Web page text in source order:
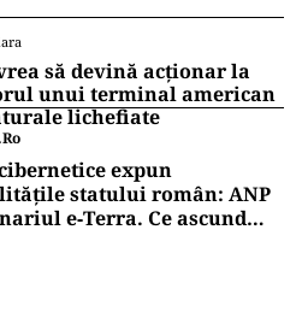
să devină acționar la
unui terminal american
lichefiate
expun
statului român: ANP
e‑Terra. Ce ascund